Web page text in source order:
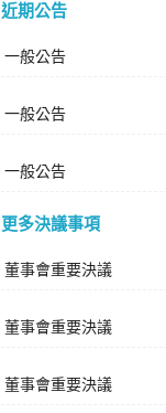
近期公告
一般公告
一般公告
一般公告
更多決議事項
董事會重要決議
董事會重要決議
董事會重要決議